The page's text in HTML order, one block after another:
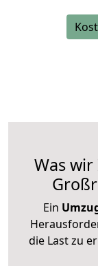
Was
Ein
die Last zu